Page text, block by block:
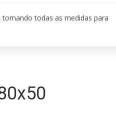
todas as medidas para